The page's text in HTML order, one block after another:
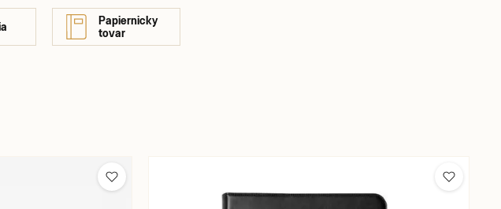
Papiernicky
tovar